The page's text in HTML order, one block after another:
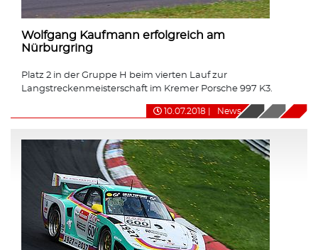
Wolfgang Kaufmann erfolgreich am
Nürburgring
Platz 2 in der Gruppe H beim vierten Lauf zur
Langstreckenmeisterschaft im Kremer Porsche 997 K3.
10.07.2018 News